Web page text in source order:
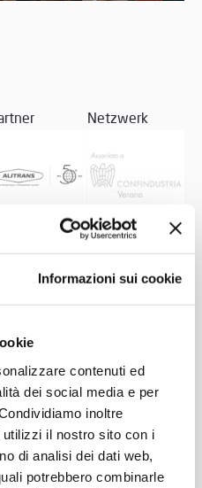
Informazioni sui cookie
contenuti ed
dei social media e per
inoltre
il nostro sito con i
di analisi dei dati web,
potrebbero combinarle
Netzwerk